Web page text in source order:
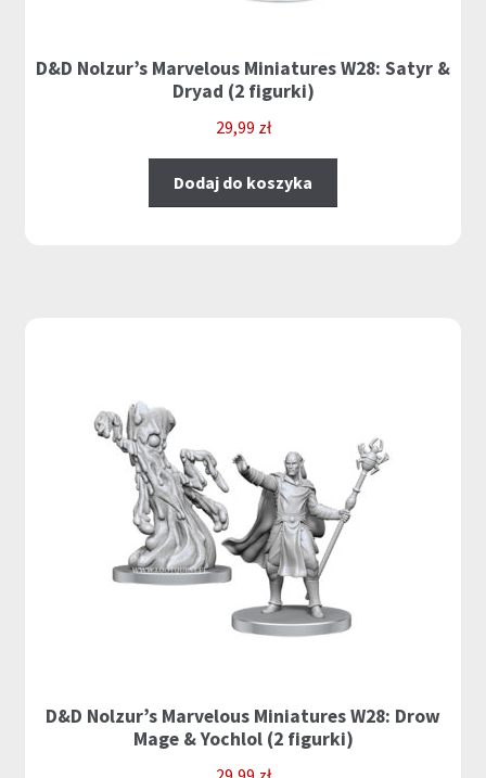
D&D Nolzur’s Marvelous Miniatures W28: Satyr &
Dryad (2 figurki)
29,99 zł
Dodaj do koszyka
D&D Nolzur’s Marvelous Miniatures W28: Drow
Mage & Yochlol (2 figurki)